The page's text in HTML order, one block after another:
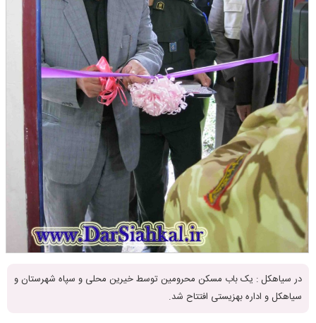
در سیاهکل : یک باب مسکن محرومین توسط خیرین محلی و سپاه شهرستان و
سیاهکل و اداره بهزیستی افتتاح شد.